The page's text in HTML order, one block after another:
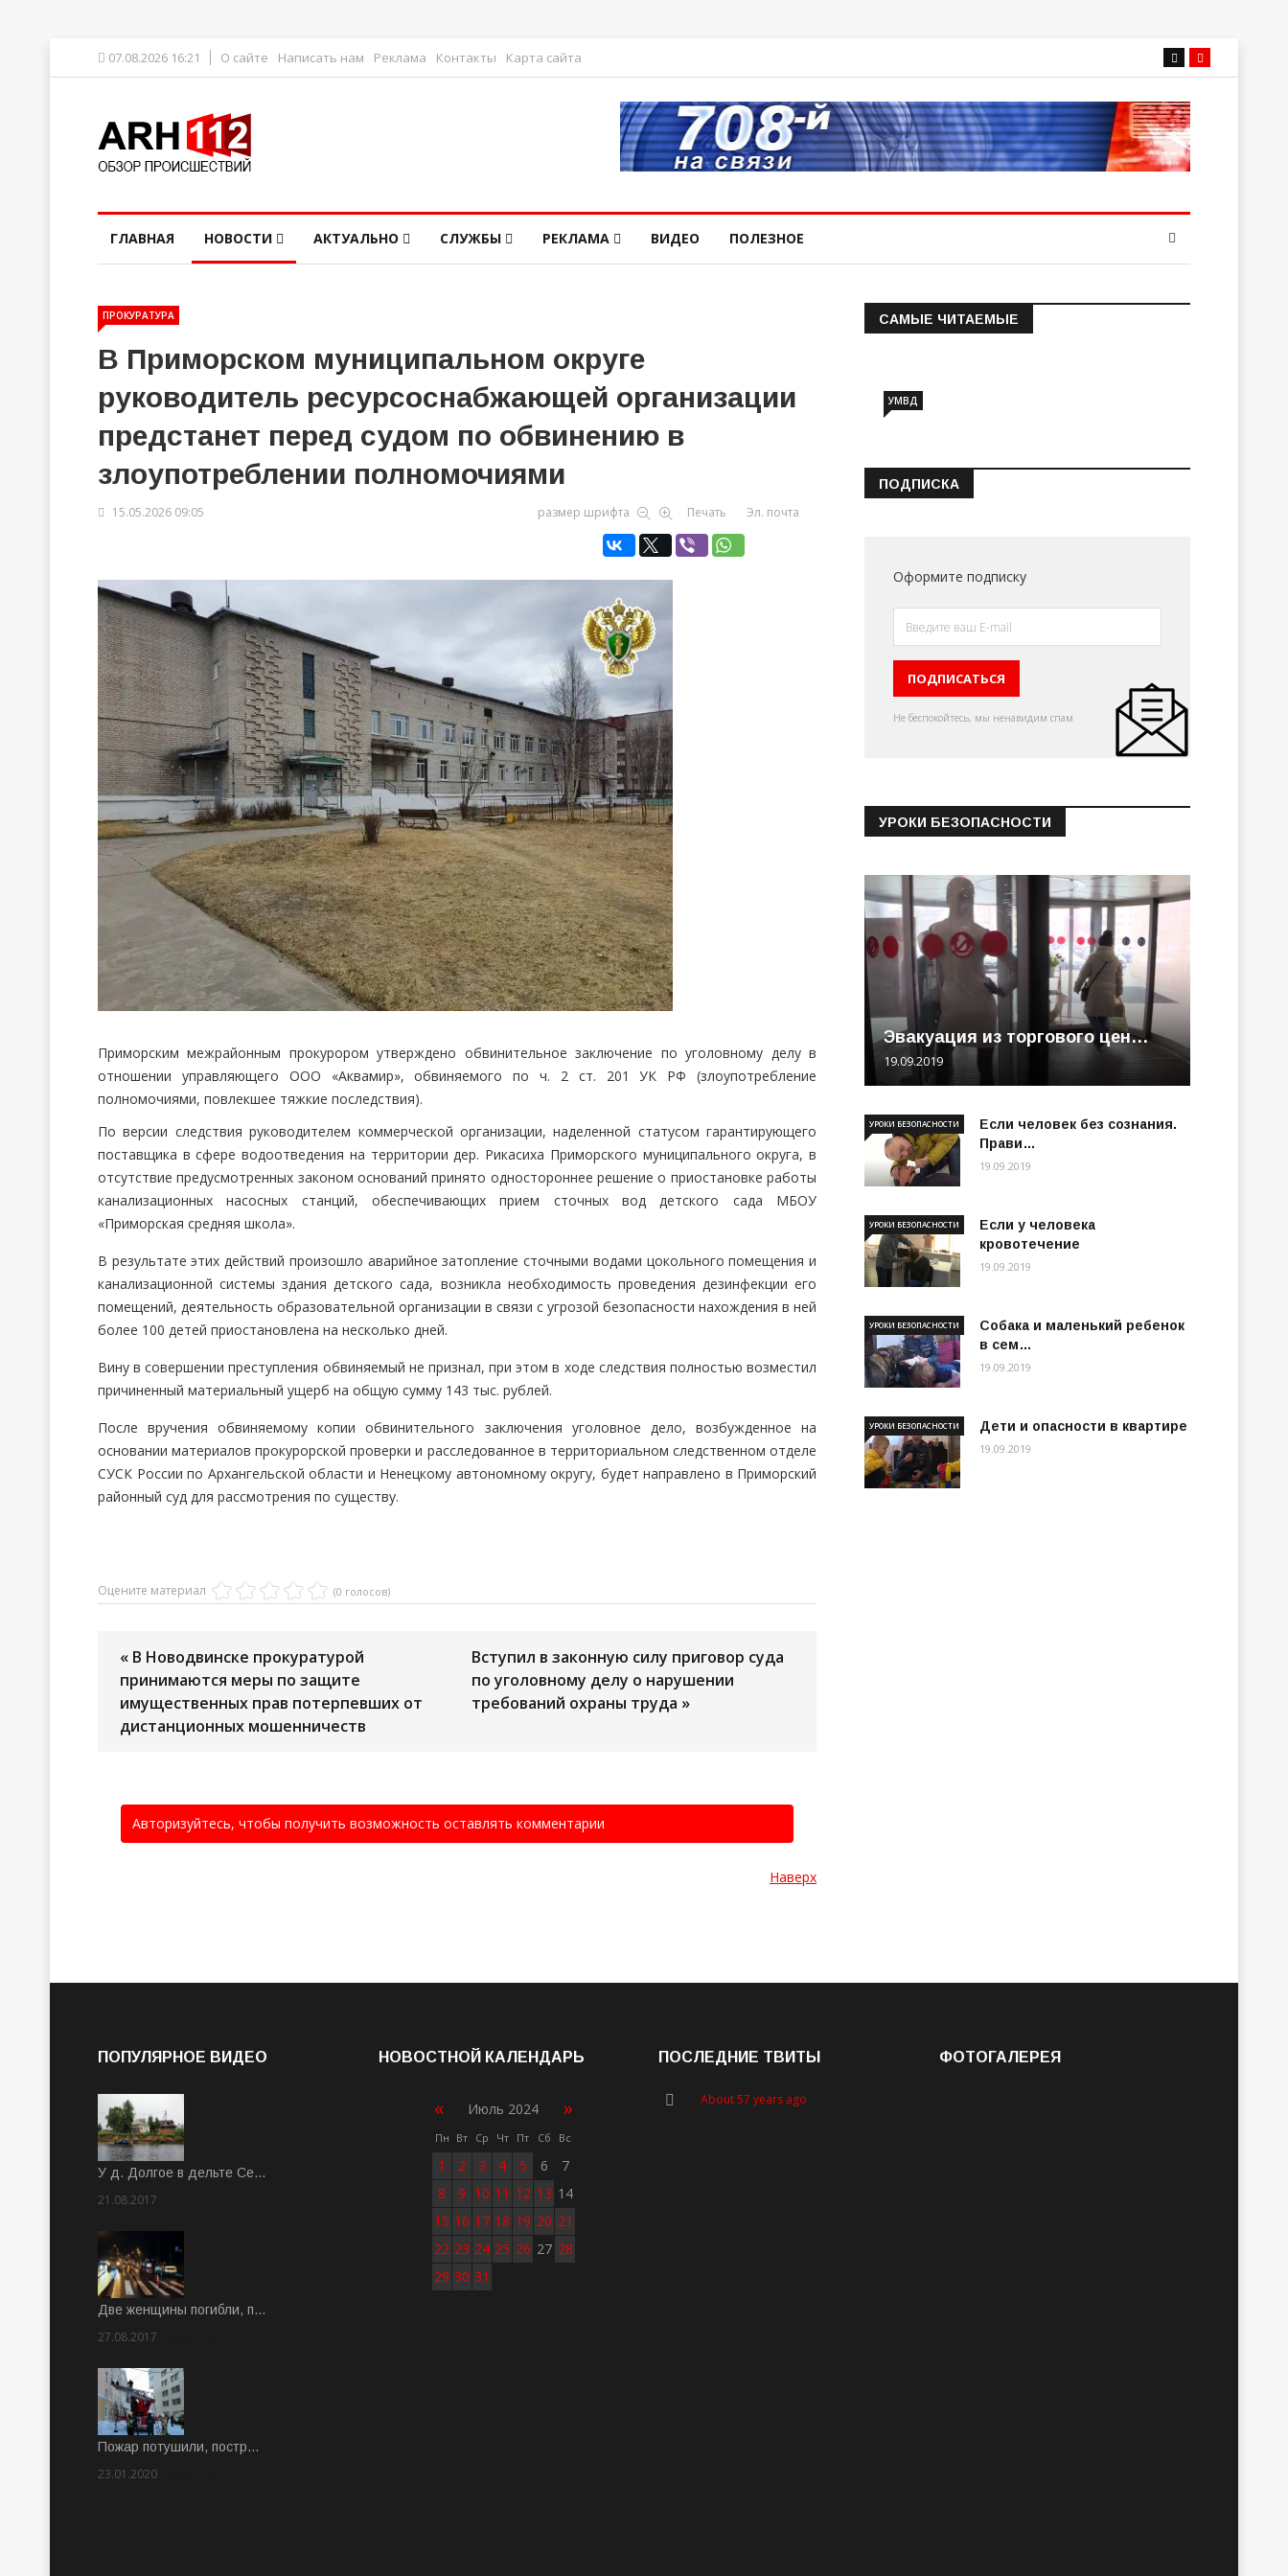
07.08.2026 16:21 О сайте Написать нам Реклама Контакты Карта сайта
ГЛАВНАЯ НОВОСТИ АКТУАЛЬНО СЛУЖБЫ РЕКЛАМА ВИДЕО ПОЛЕЗНОЕ
ПРОКУРАТУРА
В Приморском муниципальном округе
руководитель ресурсоснабжающей организации
предстанет перед судом по обвинению в
злоупотреблении полномочиями
15.05.2026 09:05 размер шрифта Печать Эл. почта
Приморским межрайонным прокурором утверждено обвинительное заключение по уголовному делу в
отношении управляющего ООО «Аквамир», обвиняемого по ч. 2 ст. 201 УК РФ (злоупотребление
полномочиями, повлекшее тяжкие последствия).
По версии следствия руководителем коммерческой организации, наделенной статусом гарантирующего
поставщика в сфере водоотведения на территории дер. Рикасиха Приморского муниципального округа, в
отсутствие предусмотренных законом оснований принято одностороннее решение о приостановке работы
канализационных насосных станций, обеспечивающих прием сточных вод детского сада МБОУ
«Приморская средняя школа».
В результате этих действий произошло аварийное затопление сточными водами цокольного помещения и
канализационной системы здания детского сада, возникла необходимость проведения дезинфекции его
помещений, деятельность образовательной организации в связи с угрозой безопасности нахождения в ней
более 100 детей приостановлена на несколько дней.
Вину в совершении преступления обвиняемый не признал, при этом в ходе следствия полностью возместил
причиненный материальный ущерб на общую сумму 143 тыс. рублей.
После вручения обвиняемому копии обвинительного заключения уголовное дело, возбужденное на
основании материалов прокурорской проверки и расследованное в территориальном следственном отделе
СУСК России по Архангельской области и Ненецкому автономному округу, будет направлено в Приморский
районный суд для рассмотрения по существу.
Оцените материал (0 голосов)
« В Новодвинске прокуратурой
принимаются меры по защите
имущественных прав потерпевших от
дистанционных мошенничеств
Вступил в законную силу приговор суда
по уголовному делу о нарушении
требований охраны труда »
Авторизуйтесь, чтобы получить возможность оставлять комментарии
Наверх
САМЫЕ ЧИТАЕМЫЕ
Информация о состоянии
УМВД
ПОДПИСКА
Оформите подписку
Не беспокойтесь, мы ненавидим спам
УРОКИ БЕЗОПАСНОСТИ
Эвакуация из торгового цен…
19.09.2019
Если человек без сознания.
Прави…
УРОКИ БЕЗОПАСНОСТИ
19.09.2019
Если у человека
кровотечение
УРОКИ БЕЗОПАСНОСТИ
19.09.2019
Собака и маленький ребенок
в сем…
УРОКИ БЕЗОПАСНОСТИ
19.09.2019
Дети и опасности в квартире
УРОКИ БЕЗОПАСНОСТИ
19.09.2019
ПОПУЛЯРНОЕ ВИДЕО
У д. Долгое в дельте Се…
21.08.2017
Две женщины погибли, п…
27.08.2017
Пожар потушили, постр…
23.01.2020
НОВОСТНОЙ КАЛЕНДАРЬ
« Июль 2024 »
Пн Вт Ср Чт Пт Сб Вс
1 2 3 4 5 6
7
8
9 10 11 12 13 14
15 16 17 18 19 20 21
22 23 24 25 26 27 28
29 30 31
ПОСЛЕДНИЕ ТВИТЫ
About 57 years ago
ФОТОГАЛЕРЕЯ